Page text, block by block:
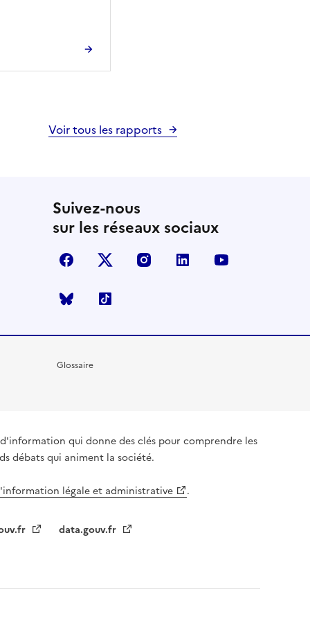
Voir tous les rapports
Suivez-nous
sur les réseaux sociaux
facebook X (anciennement Twitter)
instagramlinkedin
Bluesky
Glossaire
qui donne des clés pour comprendre les
débats qui animent la société.
légale et administrative .
data.gouv.fr